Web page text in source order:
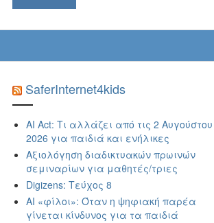
translate
this
SaferInternet4kids
AI Act: Τι αλλάζει από τις 2 Αυγούστου
2026 για παιδιά και ενήλικες
Αξιολόγηση διαδικτυακών πρωινών
σεμιναρίων για μαθητές/τριες
Digizens: Τεύχος 8
AI «φίλοι»: Όταν η ψηφιακή παρέα
γίνεται κίνδυνος για τα παιδιά